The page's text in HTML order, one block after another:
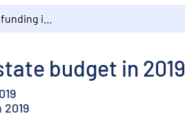
budget in 2019